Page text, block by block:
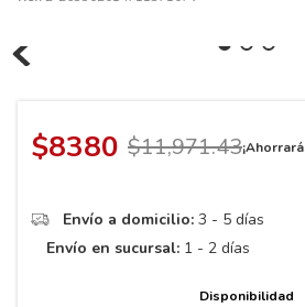
$8380 $11,971.43
Envío a domicilio: 3 - 5 días
Envío en sucursal: 1 - 2 días
Disponibilidad
7 245